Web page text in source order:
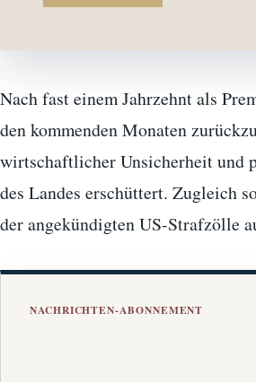
Nach fast einem Jahrzehnt als
den kommenden Monaten
wirtschaftlicher Unsicherheit und
des Landes erschüttert. Zugleich
der angekündigten US-Strafzölle
NACHRICHTEN-ABONNEMENT